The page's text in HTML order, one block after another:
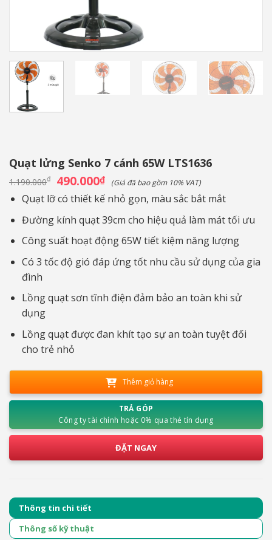
Quạt lửng Senko 7 cánh 65W LTS1636
1.190.000₫ Giá
gốc
là:
1.190.000₫.
490.000₫Giá
hiện
tại
là:
(Giá đã bao gồm 10% VAT)
Quạt lỡ có thiết kế nhỏ gọn, màu sắc bắt mắt
Đường kính quạt 39cm cho hiệu quả làm mát tối ưu
Công suất hoạt động 65W tiết kiệm năng lượng
Có 3 tốc độ gió đáp ứng tốt nhu cầu sử dụng của gia
đình
Lồng quạt sơn tĩnh điện đảm bảo an toàn khi sử
dụng
Lồng quạt được đan khít tạo sự an toàn tuyệt đối
cho trẻ nhỏ
Thêm giỏ hàng
TRẢ GÓP
Công ty tài chính hoặc 0% qua thẻ tín dụng
ĐẶT NGAY
Thông tin chi tiết
Thông số kỹ thuật